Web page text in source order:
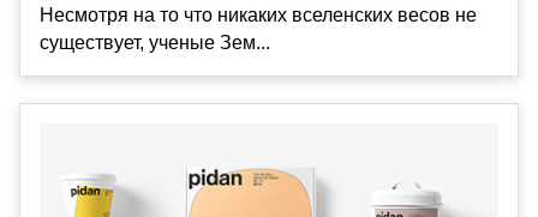
Несмотря на то что никаких вселенских весов не
существует, ученые Зем...